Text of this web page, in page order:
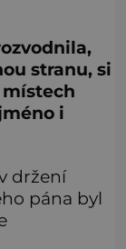
stranu, si
i
držení
pána byl